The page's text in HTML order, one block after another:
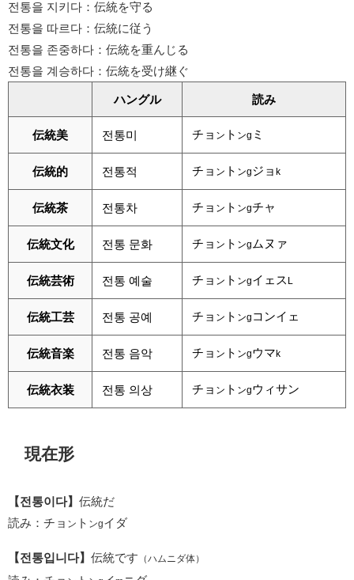
전통을 지키다：伝統を守る
전통을 따르다：伝統に従う
전통을 존중하다：伝統を重んじる
전통을 계승하다：伝統を受け継ぐ
ハングル 読み
伝統美 전통미 チョ ン ト ンg ミ
伝統的 전통적 チョ ン ト ンgジョ k
伝統茶 전통차 チョ ン ト ンgチャ
伝統文化 전통 문화 チョ ン ト ンg ムヌァ
伝統芸術 전통 예술 チョ ン ト ンgイェス
伝統工芸 전통 공예 チョ ン ト ンg コンイェ
伝統音楽 전통 음악 チョ ン ト ンgウマk
伝統衣装 전통 의상 チョ ン ト ンgウィサン
現在形
【전통이다】 伝統だ
読み：チョ ン ト ンgイダ
【전통입니다】 伝統です （ハムニダ体）